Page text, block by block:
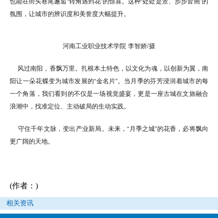
氛围，让城市的辨识度和美誉度大幅提升。
河南工业职业技术学院 李智娇/摄
风过南阳，香飘万里。扎根本土特色，以文化为魂，以创新为翼，南
阳让一朵花蝶变为城市发展的“金名片”。当月季的芬芳浸润着城市的每
一个角落，我们看到的不仅是一场视觉盛宴，更是一座古城在文旅融合
浪潮中，找准定位、主动破局的生动实践。
守住千年文脉，变出产业新局。未来，“月季之城”的花香，必将飘向
更广阔的天地。
(作者：)
相关资讯